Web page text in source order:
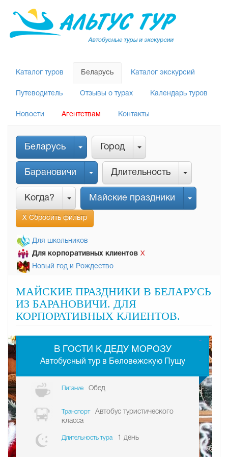
Каталог туров Беларусь Каталог экскурсий
Путеводитель Отзывы о турах Календарь туров
Новости Агентствам Контакты
Беларусь Город
Барановичи Длительность
Когда? Майские праздники
Х Сбросить фильтр
Для школьников
Для корпоративных клиентов Х
Новый год и Рождество
МАЙСКИЕ ПРАЗДНИКИ В БЕЛАРУСЬ
ИЗ БАРАНОВИЧИ. ДЛЯ
КОРПОРАТИВНЫХ КЛИЕНТОВ.
В ГОСТИ К ДЕДУ МОРОЗУ
Автобусный тур в Беловежскую Пущу
Питание Обед
Транспорт
Автобус туристического
класса
Длительность тура 1 день
-